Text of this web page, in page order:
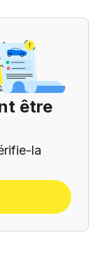
être
la